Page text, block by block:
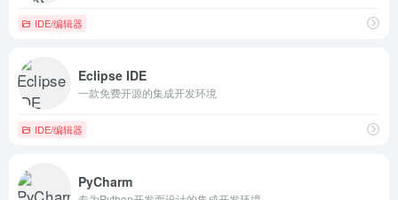
IDE/编辑器
Eclipse IDE
一款免费开源的集成开发环境
IDE/编辑器
PyCharm